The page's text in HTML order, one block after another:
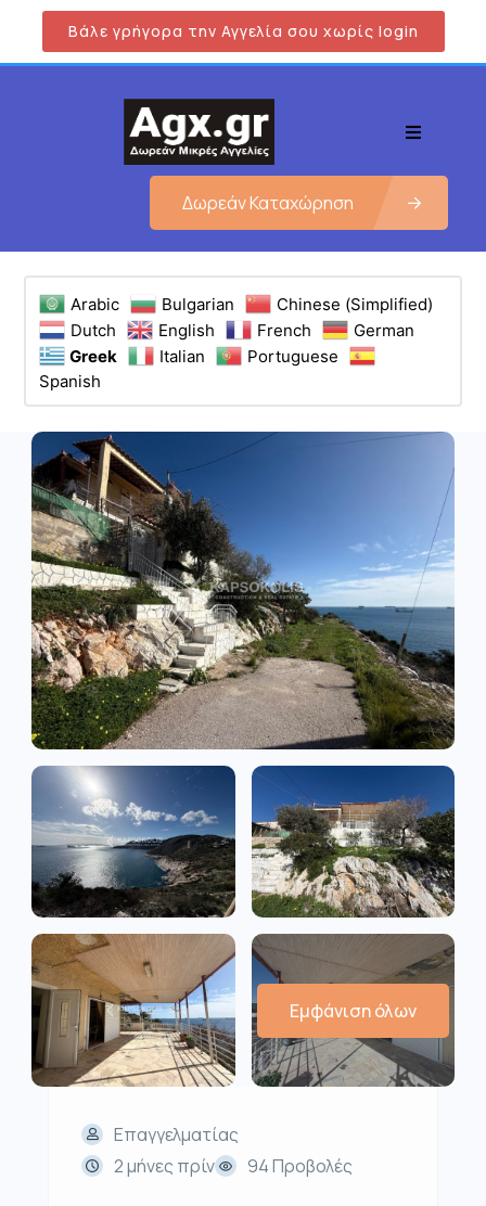
Βάλε γρήγορα την Αγγελία σου χωρίς login
Δωρεάν Καταχώρηση
Arabic Bulgarian
Chinese (Simplified)
Dutch
English French
German
Greek
Italian
Portuguese
Spanish
Εμφάνιση όλων
Επαγγελματίας
2 μήνες πρίν
94 Προβολές